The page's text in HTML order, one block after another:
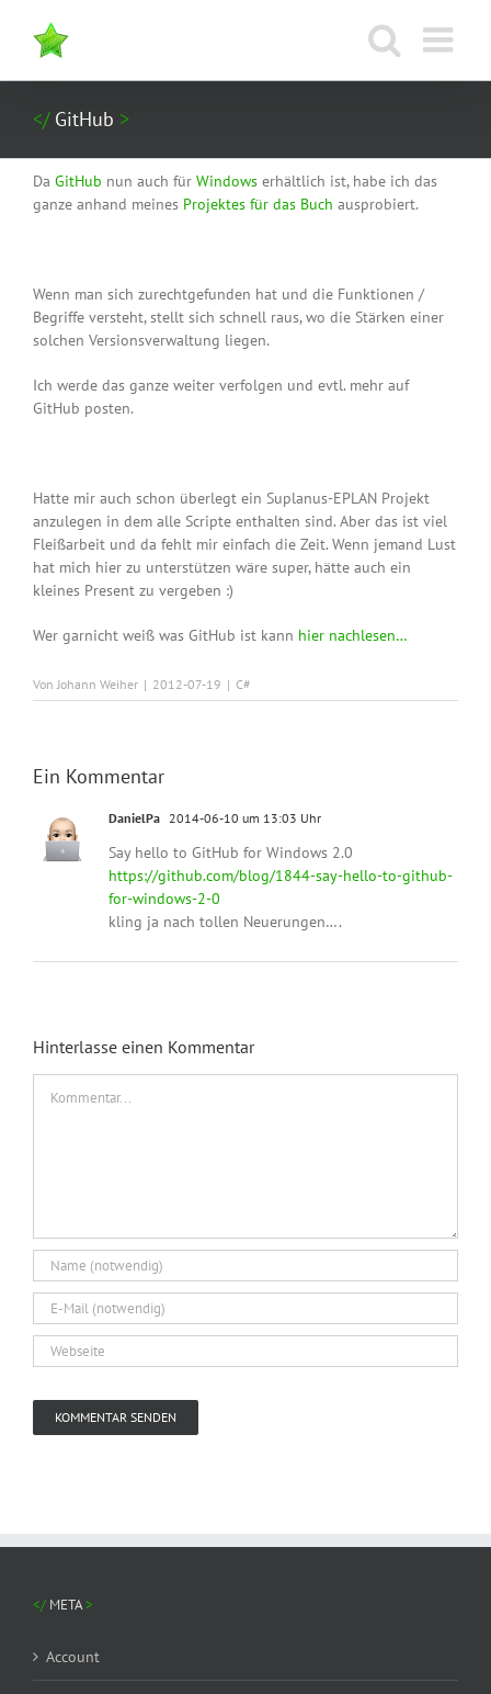
Inhalt
springen
GitHub
Da GitHub nun auch für Windows erhältlich ist, habe ich das
ganze anhand meines Projektes für das Buch ausprobiert.
Wenn man sich zurechtgefunden hat und die Funktionen /
Begriffe versteht, stellt sich schnell raus, wo die Stärken einer
solchen Versionsverwaltung liegen.
Ich werde das ganze weiter verfolgen und evtl. mehr auf
GitHub posten.
Hatte mir auch schon überlegt ein Suplanus-EPLAN Projekt
anzulegen in dem alle Scripte enthalten sind. Aber das ist viel
Fleißarbeit und da fehlt mir einfach die Zeit. Wenn jemand Lust
hat mich hier zu unterstützen wäre super, hätte auch ein
kleines Present zu vergeben :)
Wer garnicht weiß was GitHub ist kann hier nachlesen…
VonJohann Weiher | 2012-07-19 | C#
Ein Kommentar
DanielPa 2014-06-10 um 13:03 Uhr
Say hello to GitHub for Windows 2.0
https://github.com/blog/1844-say-hello-to-github-
for-windows-2-0
kling ja nach tollen Neuerungen….
Hinterlasse einen Kommentar
META
Account